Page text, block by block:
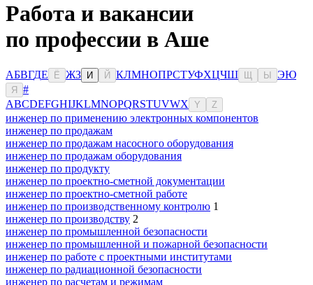
Работа и вакансии
по профессии в Аше
АБВГДЕ Ё ЖЗ И Й КЛМНОПРСТУФХЦЧШ Ы ЭЮ
Я
#
ABCDEFGHIJKLMNOPQRSTUVWX Y Z
инженер по применению электронных компонентов
инженер по продажам
инженер по продажам насосного оборудования
инженер по продажам оборудования
инженер по продукту
инженер по проектно-сметной документации
инженер по проектно-сметной работе
инженер по производственному контролю 1
инженер по производству 2
инженер по промышленной безопасности
инженер по промышленной и пожарной безопасности
инженер по работе с проектными институтами
инженер по радиационной безопасности
инженер по расчетам и режимам